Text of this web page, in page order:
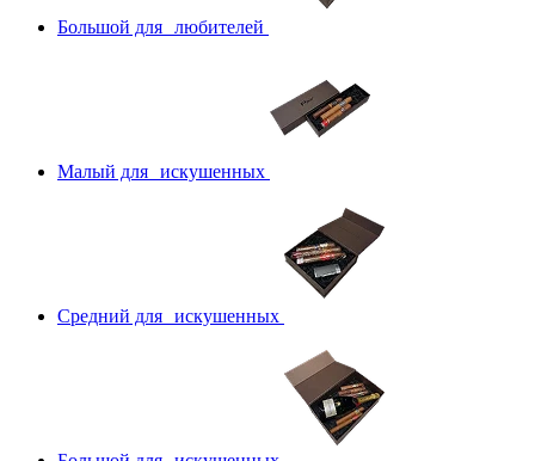
Большой для любителей
Малый для искушенных
Средний для искушенных